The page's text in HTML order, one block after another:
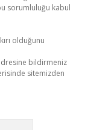
sorumluluğu kabul
olduğunu
bildirmeniz
sitemizden